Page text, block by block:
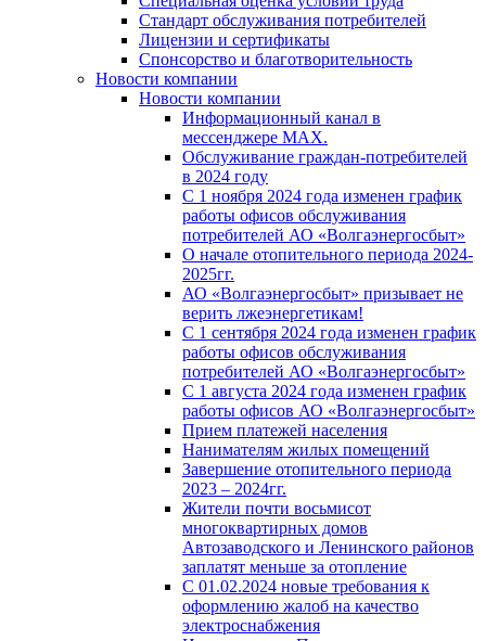
Стандарт обслуживания потребителей
Лицензии и сертификаты
Спонсорство и благотворительность
Новости компании
Новости компании
Информационный канал в
мессенджере MAX.
Обслуживание граждан-потребителей
в 2024 году
С 1 ноября 2024 года изменен график
работы офисов обслуживания
потребителей АО «Волгаэнергосбыт»
О начале отопительного периода 2024-
2025гг.
АО «Волгаэнергосбыт» призывает не
верить лжеэнергетикам!
С 1 сентября 2024 года изменен график
работы офисов обслуживания
потребителей АО «Волгаэнергосбыт»
С 1 августа 2024 года изменен график
работы офисов АО «Волгаэнергосбыт»
Прием платежей населения
Нанимателям жилых помещений
Завершение отопительного периода
2023 – 2024гг.
Жители почти восьмисот
многоквартирных домов
Автозаводского и Ленинского районов
заплатят меньше за отопление
С 01.02.2024 новые требования к
оформлению жалоб на качество
электроснабжения